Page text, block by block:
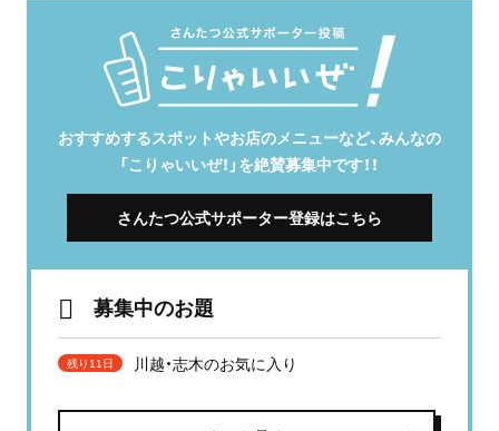
おすすめするスポットやお店のメニューなど、みんなの
「こりゃいいぜ！」を絶賛募集中です！！
さんたつ公式サポーター登録はこちら
募集中のお題
残り11日 川越・志木のお気に入り